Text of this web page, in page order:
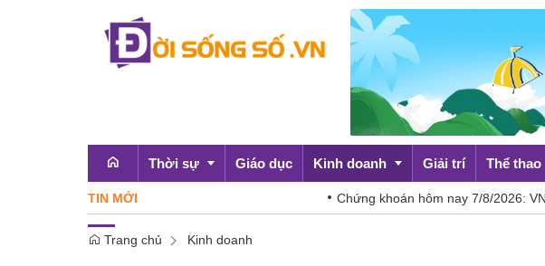
Thời sự
Emagazine
Giáo dục Kinh doanh Giải trí Thể thao
TIN MỚI Chứng khoán hôm nay 7/8/2026: VN-Index
Trang chủ Kinh doanh